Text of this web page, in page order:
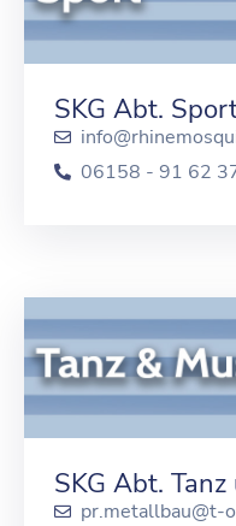
SKG Abt.
06158 - 91 62
SKG Abt.
pr.metallbau@t-